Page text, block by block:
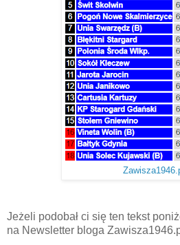
Jeżeli podobał ci się ten tekst
na Newsletter bloga